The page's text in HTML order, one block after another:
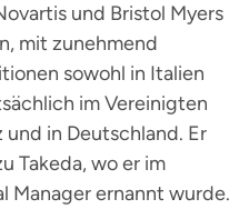
und Bristol Myers
mit zunehmend
sowohl in Italien
im Vereinigten
in Deutschland. Er
Takeda, wo er im
Manager ernannt wurde.